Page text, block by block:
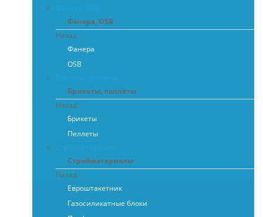
Фанера, OSB
Назад
Фанера
OSB
Брикеты, пеллеты
Назад
Брикеты
Пеллеты
Стройматериалы
Назад
Евроштакетник
Газосиликатные блоки